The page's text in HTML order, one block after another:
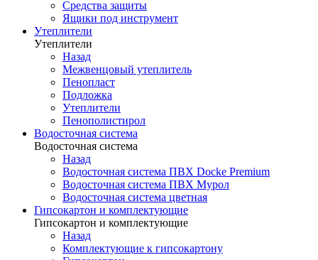
Средства защиты
Ящики под инструмент
Утеплители
Утеплители
Назад
Межвенцовый утеплитель
Пенопласт
Подложка
Утеплители
Пенополистирол
Водосточная система
Водосточная система
Назад
Водосточная система ПВХ Docke Premium
Водосточная система ПВХ Мурол
Водосточная система цветная
Гипсокартон и комплектующие
Гипсокартон и комплектующие
Назад
Комплектующие к гипсокартону